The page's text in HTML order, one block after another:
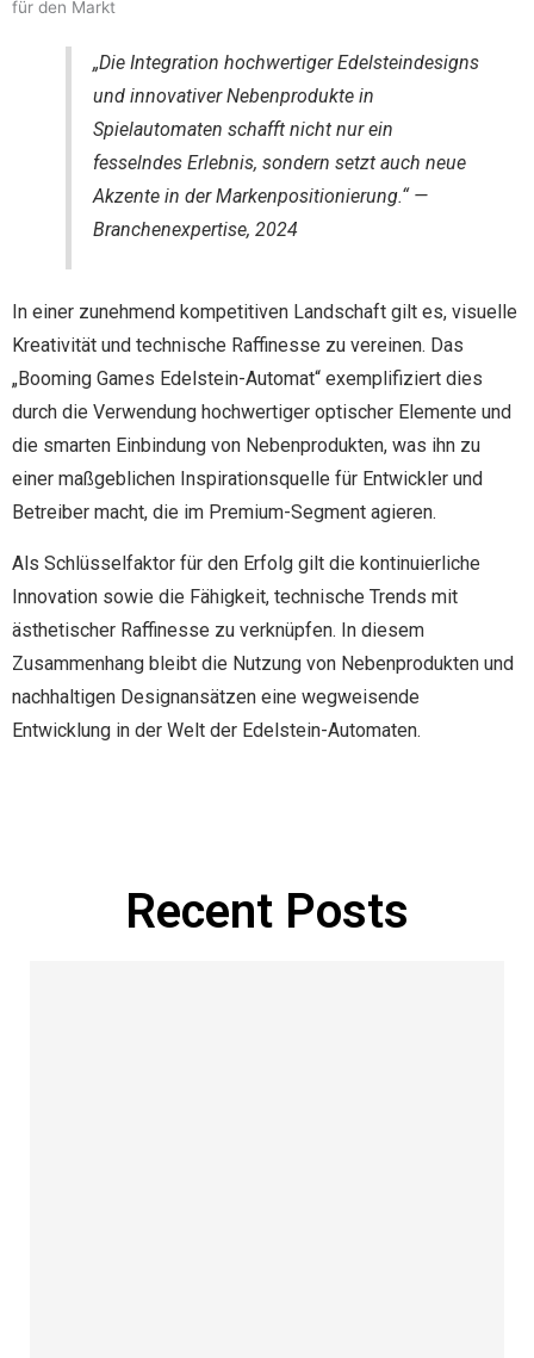
für den Markt
„Die Integration hochwertiger Edelsteindesigns
und innovativer Nebenprodukte in
Spielautomaten schafft nicht nur ein
fesselndes Erlebnis, sondern setzt auch neue
Akzente in der Markenpositionierung.“ —
Branchenexpertise, 2024
In einer zunehmend kompetitiven Landschaft gilt es, visuelle
Kreativität und technische Raffinesse zu vereinen. Das
„Booming Games Edelstein-Automat“ exemplifiziert dies
durch die Verwendung hochwertiger optischer Elemente und
die smarten Einbindung von Nebenprodukten, was ihn zu
einer maßgeblichen Inspirationsquelle für Entwickler und
Betreiber macht, die im Premium-Segment agieren.
Als Schlüsselfaktor für den Erfolg gilt die kontinuierliche
Innovation sowie die Fähigkeit, technische Trends mit
ästhetischer Raffinesse zu verknüpfen. In diesem
Zusammenhang bleibt die Nutzung von Nebenprodukten und
nachhaltigen Designansätzen eine wegweisende
Entwicklung in der Welt der Edelstein-Automaten.
Recent Posts